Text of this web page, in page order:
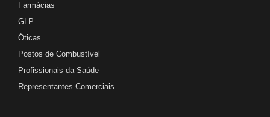
Farmácias
GLP
Óticas
Postos de Combustível
Profissionais da Saúde
Representantes Comerciais